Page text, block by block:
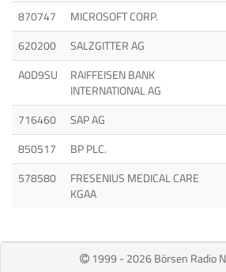
870747
MICROSOFT CORP.
620200
SALZGITTER AG
A0D9SU
RAIFFEISEN BANK
INTERNATIONAL AG
716460 SAP AG
850517
BP PLC.
578580
FRESENIUS MEDICAL CARE
KGAA
1999 - 2026 Börsen Radio